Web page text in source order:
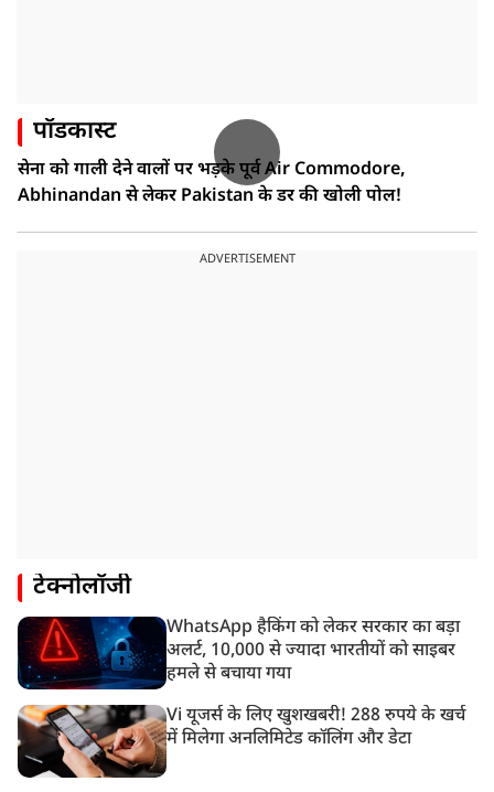
पॉडकास्ट
सेना को गाली देने वालों पर भड़के पूर्व Air Commodore,
Abhinandan से लेकर Pakistan के डर की खोली पोल!
ADVERTISEMENT
टेक्नोलॉजी
WhatsApp हैकिंग को लेकर सरकार का बड़ा
अलर्ट, 10,000 से ज्यादा भारतीयों को साइबर
हमले से बचाया गया
Vi यूजर्स के लिए खुशखबरी! 288 रुपये के खर्च
में मिलेगा अनलिमिटेड कॉलिंग और डेटा